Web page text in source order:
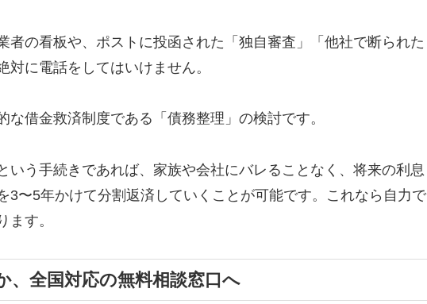
者の看板や、ポストに投函された「独自審査」「他社で断られた
に電話をしてはいけません。
借金救済制度である「債務整理」の検討です。
いう手続きであれば、家族や会社にバレることなく、将来の利息
3〜5年かけて分割返済していくことが可能です。これなら自力で
ます。
、全国対応の無料相談窓口へ